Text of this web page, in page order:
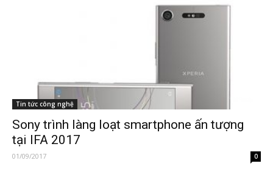
Tin tức công nghệ
Sony trình làng loạt smartphone ấn tượng
tại IFA 2017
01/09/2017 0